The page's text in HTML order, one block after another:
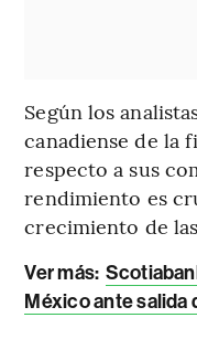
Según los
canadiense de la
respecto a sus
rendimiento es
crecimiento de
Ver más:
México ante salida